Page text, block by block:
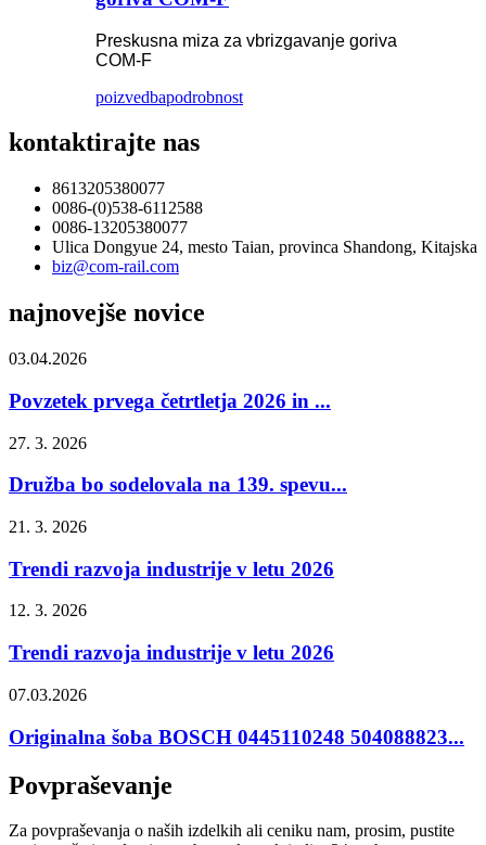
Preskusna miza za vbrizgavanje goriva
COM-F
poizvedbapodrobnost
kontaktirajte nas
8613205380077
0086-(0)538-6112588
0086-13205380077
Ulica Dongyue 24, mesto Taian, provinca Shandong, Kitajska
biz@com-rail.com
najnovejše novice
03.04.2026
Povzetek prvega četrtletja 2026 in ...
27. 3. 2026
Družba bo sodelovala na 139. spevu...
21. 3. 2026
Trendi razvoja industrije v letu 2026
12. 3. 2026
Trendi razvoja industrije v letu 2026
07.03.2026
Originalna šoba BOSCH 0445110248 504088823...
Povpraševanje
Za povpraševanja o naših izdelkih ali ceniku nam, prosim, pustite